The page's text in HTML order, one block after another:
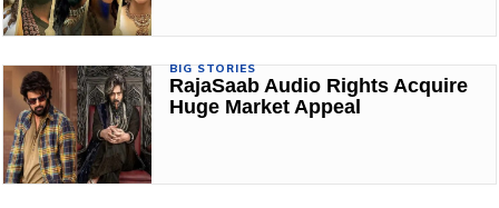
BIG STORIES
RajaSaab Audio Rights Acquire
Huge Market Appeal